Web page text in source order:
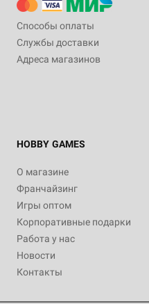
Способы оплаты
Службы доставки
Адреса магазинов
HOBBY GAMES
О магазине
Франчайзинг
Игры оптом
Корпоративные подарки
Работа у нас
Новости
Контакты